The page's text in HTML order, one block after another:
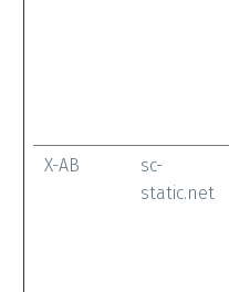
X-AB
sc-
static.net